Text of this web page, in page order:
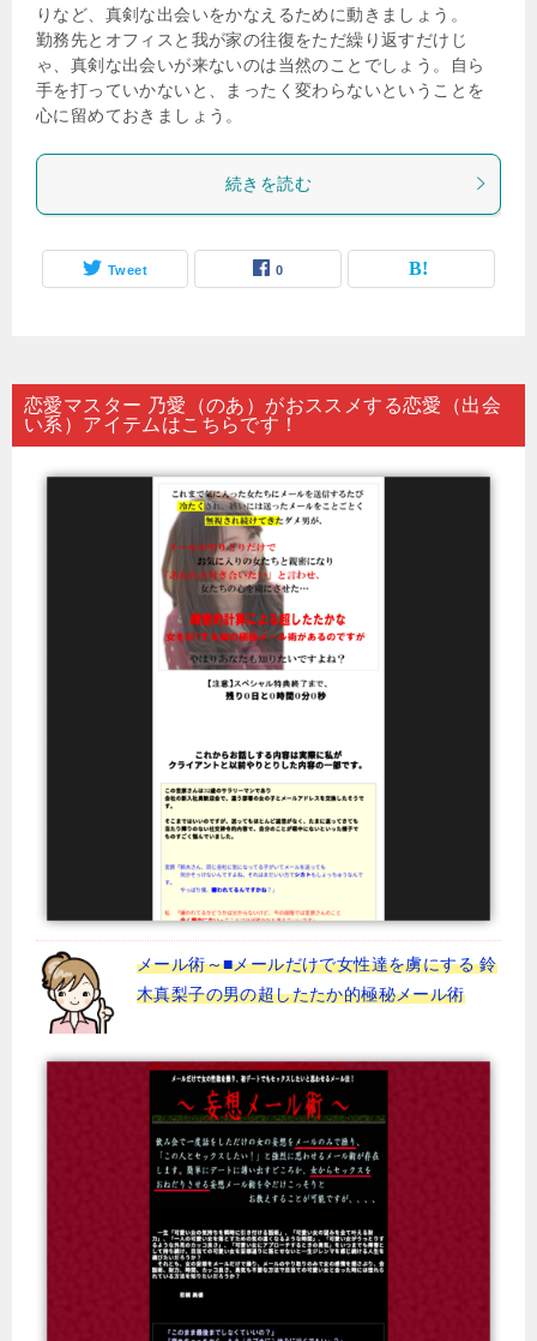
りなど、真剣な出会いをかなえるために動きましょう。
勤務先とオフィスと我が家の往復をただ繰り返すだけじ
ゃ、真剣な出会いが来ないのは当然のことでしょう。自ら
手を打っていかないと、まったく変わらないということを
心に留めておきましょう。
続きを読む
Tweet 0
恋愛マスター 乃愛（のあ）がおススメする恋愛（出会
い系）アイテムはこちらです！
メール術～■メールだけで女性達を虜にする 鈴
木真梨子の男の超したたか的極秘メール術